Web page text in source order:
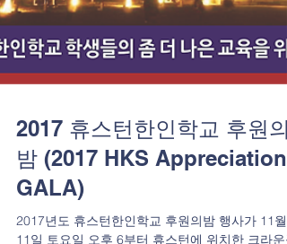
2017 휴스턴한인학교 후원의
밤 (2017 HKS Appreciation
GALA)